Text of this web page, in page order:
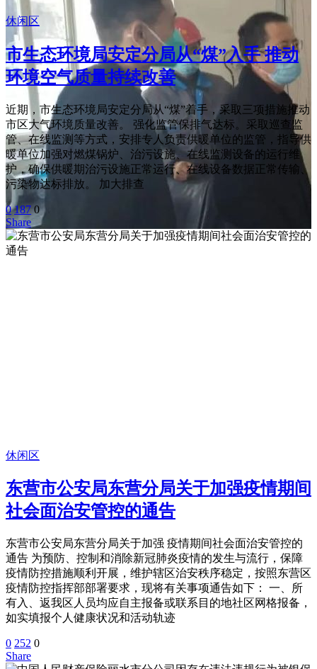
休闲区
市生态环境局安定分局从“煤”入手 推动
环境空气质量持续改善
近期，市生态环境局安定分局从“煤”着手，采取三项措施推动
市区大气环境质量改善。 强化监管保排气达标。采取巡查监
管、在线监测等方式，安排专人负责供暖单位的监管，指导供
暖单位加强对燃煤锅炉、治污设施、在线监测设备的运行维
护，确保供暖期治污设施正常运行、在线设备数据正常传输、
污染物达标排放。 加大排查
0 187 0
Share
休闲区
东营市公安局东营分局关于加强疫情期间
社会面治安管控的通告
东营市公安局东营分局关于加强 疫情期间社会面治安管控的
通告 为预防、控制和消除新冠肺炎疫情的发生与流行，保障
疫情防控措施顺利开展，维护辖区治安秩序稳定，按照东营区
疫情防控指挥部部署要求，现将有关事项通告如下： 一、所
有入、返我区人员均应自主报备或联系目的地社区网格报备，
如实填报个人健康状况和活动轨迹
0 252 0
Share